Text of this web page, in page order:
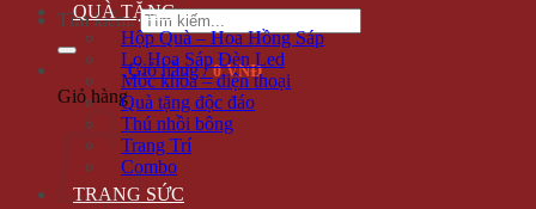
Tìm kiếm:
Giỏ hàng /0 VNĐ
Giỏ hàng
QUÀ TẶNG
Hộp Quà – Hoa Hồng Sáp
Lọ Hoa Sáp Đèn Led
Móc khóa – điện thoại
Quà tặng độc đáo
Thú nhồi bông
Trang Trí
Combo
TRANG SỨC